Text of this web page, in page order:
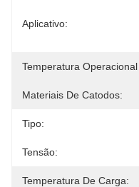
Aplicativo:
Temperatura
Materiais De Catodos:
Tipo:
Tensão:
Temperatura De Carga: